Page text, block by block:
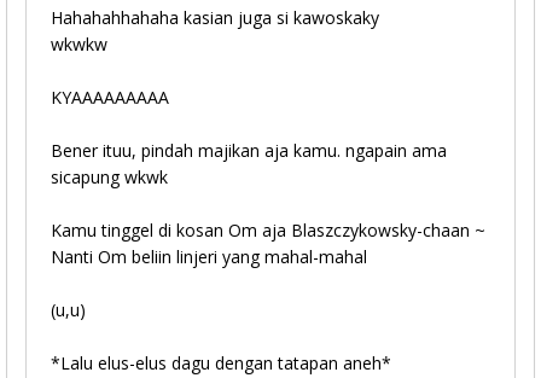
Hahahahhahaha kasian juga si kawoskaky
wkwkw
KYAAAAAAAAA
Bener ituu, pindah majikan aja kamu. ngapain ama
sicapung wkwk
Kamu tinggel di kosan Om aja Blaszczykowsky-chaan ~
Nanti Om beliin linjeri yang mahal-mahal
(u,u)
*Lalu elus-elus dagu dengan tatapan aneh*